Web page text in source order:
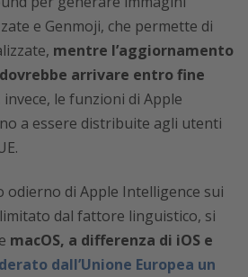
e Genmoji, che permette di
mentre l’aggiornamento
arrivare entro fine
invece, le funzioni di Apple
a essere distribuite agli utenti
odierno di Apple Intelligence sui
dal fattore linguistico, si
macOS, a differenza di iOS e
dall’Unione Europea un